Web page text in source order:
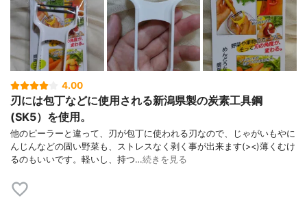
4.00
刃には包丁などに使用される新潟県製の炭素工具鋼
(SK5）を使用。
他のピーラーと違って、刃が包丁に使われる刃なので、じゃがいもやに
んじんなどの固い野菜も、ストレスなく剥く事が出来ます(><)薄くむけ
るのもいいです。軽いし、持つ…続きを見る